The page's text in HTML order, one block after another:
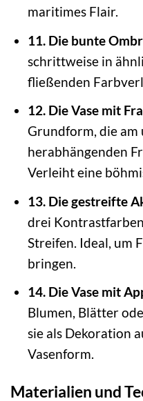
maritimes Flair.
11. Die bunte
schrittweise in
fließenden
12. Die Vase mit
Grundform, die am
herabhängenden
Verleiht eine
13. Die gestreifte
drei
Streifen. Ideal, um
bringen.
14. Die Vase mit
Blumen, Blätter
sie als Dekoration
Vasenform.
Materialien und